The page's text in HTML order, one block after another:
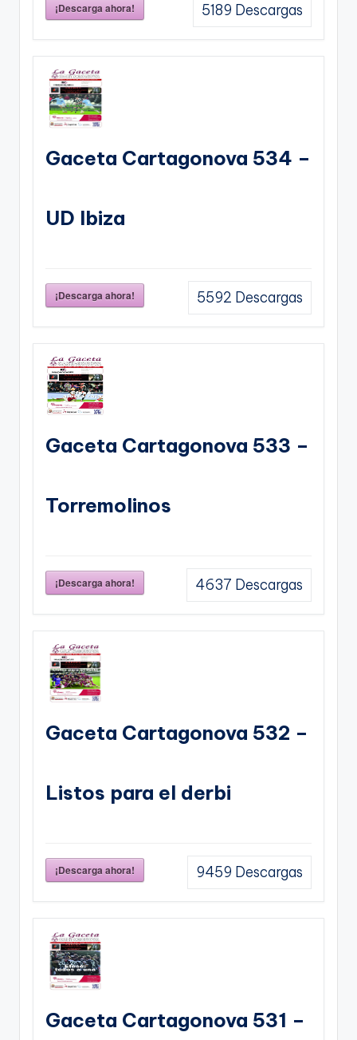
¡Descarga ahora! 5189 Descargas
Gaceta Cartagonova 534 –
UD Ibiza
¡Descarga ahora! 5592 Descargas
Gaceta Cartagonova 533 –
Torremolinos
¡Descarga ahora! 4637 Descargas
Gaceta Cartagonova 532 –
Listos para el derbi
¡Descarga ahora! 9459 Descargas
Gaceta Cartagonova 531 –